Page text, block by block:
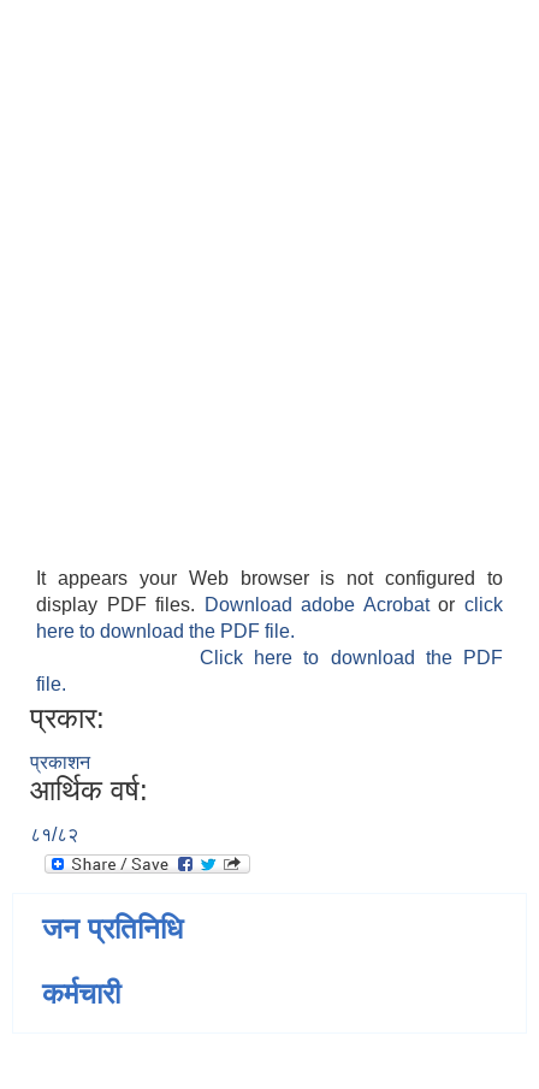
It appears your Web browser is not configured to
display PDF files.
Download adobe Acrobatorclick
here to download the PDF file.
Click here to download the PDF
file.
प्रकार:
प्रकाशन
आर्थिक वर्ष:
८१/८२
जन प्रतिनिधि
कर्मचारी